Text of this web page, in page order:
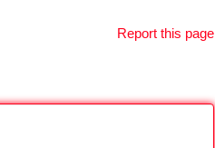
Report this page